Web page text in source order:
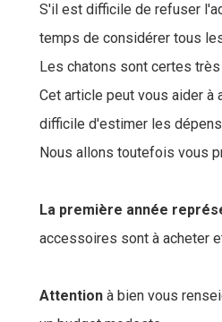
S'il est difficile de refuser
temps de considérer tous
Les chatons sont certes
Cet article peut vous aider à
difficile d'estimer les
Nous allons toutefois vous
La première année
accessoires sont à acheter
Attention à bien vous